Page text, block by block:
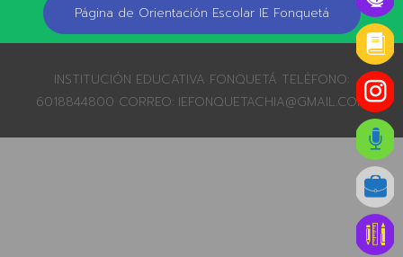
Página de Orientación Escolar IE Fonquetá
INSTITUCIÓN EDUCATIVA FONQUETÁ TELÉFONO:
6018844800 CORREO: IEFONQUETACHIA@GMAIL.COM